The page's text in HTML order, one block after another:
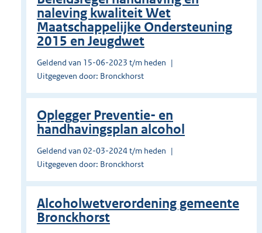
naleving kwaliteit Wet
Maatschappelijke Ondersteuning
2015 en Jeugdwet
Geldend van 15-06-2023 t/m heden
Uitgegeven door: Bronckhorst
Oplegger Preventie- en
handhavingsplan alcohol
Geldend van 02-03-2024 t/m heden
Uitgegeven door: Bronckhorst
Alcoholwetverordening gemeente
Bronckhorst